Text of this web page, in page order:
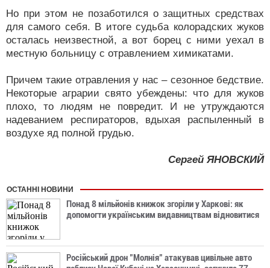
Но при этом не позаботился о защитных средствах
для самого себя. В итоге судьба колорадских жуков
осталась неизвестной, а вот борец с ними уехал в
местную больницу с отравлением химикатами.
Причем такие отравления у нас – сезонное бедствие.
Некоторые аграрии свято убеждены: что для жуков
плохо, то людям не повредит. И не утруждаются
надеванием респираторов, вдыхая распыленный в
воздухе яд полной грудью.
Сергей ЯНОВСКИЙ
ОСТАННІ НОВИНИ
Понад 8 мільйонів книжок згоріли у Харкові: як
допомогти українським видавництвам відновитися
Російський дрон "Молнія" атакував цивільне авто